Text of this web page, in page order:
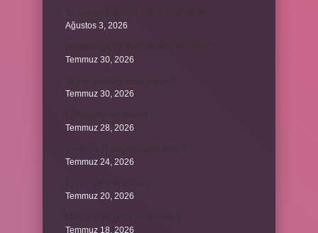
Ağustos 3, 2026
Temmuz 30, 2026
Temmuz 30, 2026
Temmuz 28, 2026
Temmuz 24, 2026
Temmuz 20, 2026
Temmuz 18, 2026